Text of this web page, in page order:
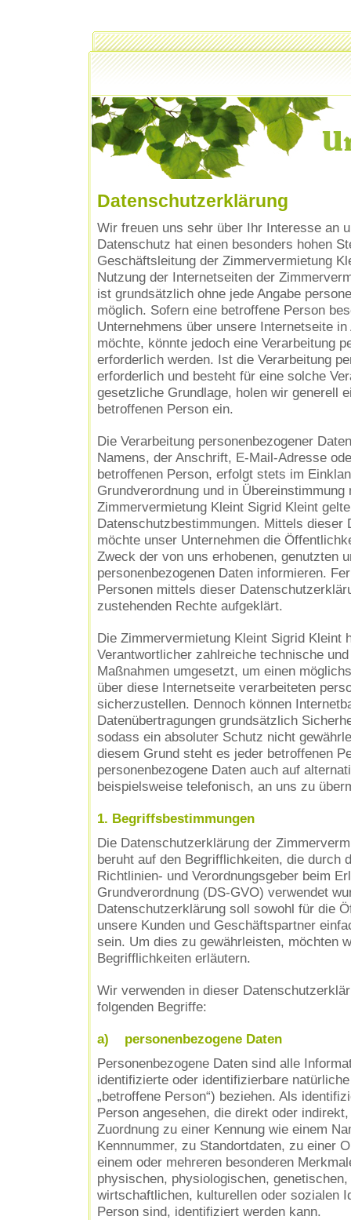
Datenschutzerklärung
Wir freuen uns sehr über Ihr Interesse an
Datenschutz hat einen besonders hohen
Geschäftsleitung der Zimmervermietung
Nutzung der Internetseiten der
ist grundsätzlich ohne jede Angabe
möglich. Sofern eine betroffene Person
Unternehmens über unsere Internetseite
möchte, könnte jedoch eine Verarbeitung
erforderlich werden. Ist die Verarbeitung
erforderlich und besteht für eine solche
gesetzliche Grundlage, holen wir generell
betroffenen Person ein.
Die Verarbeitung personenbezogener
Namens, der Anschrift, E-Mail-Adresse
betroffenen Person, erfolgt stets im
Grundverordnung und in Übereinstimmung
Zimmervermietung Kleint Sigrid Kleint
Datenschutzbestimmungen. Mittels dieser
möchte unser Unternehmen die
Zweck der von uns erhobenen, genutzten
personenbezogenen Daten informieren.
Personen mittels dieser
zustehenden Rechte aufgeklärt.
Die Zimmervermietung Kleint Sigrid Kleint
Verantwortlicher zahlreiche technische
Maßnahmen umgesetzt, um einen
über diese Internetseite verarbeiteten
sicherzustellen. Dennoch können
Datenübertragungen grundsätzlich
sodass ein absoluter Schutz nicht
diesem Grund steht es jeder betroffenen
personenbezogene Daten auch auf
beispielsweise telefonisch, an uns zu
1. Begriffsbestimmungen
Die Datenschutzerklärung der
beruht auf den Begrifflichkeiten, die durch
Richtlinien- und Verordnungsgeber beim
Grundverordnung (DS-GVO) verwendet
Datenschutzerklärung soll sowohl für die
unsere Kunden und Geschäftspartner
sein. Um dies zu gewährleisten, möchten
Begrifflichkeiten erläutern.
Wir verwenden in dieser
folgenden Begriffe:
a) personenbezogene Daten
Personenbezogene Daten sind alle
identifizierte oder identifizierbare
„betroffene Person“) beziehen. Als
Person angesehen, die direkt oder
Zuordnung zu einer Kennung wie einem
Kennnummer, zu Standortdaten, zu einer
einem oder mehreren besonderen
physischen, physiologischen,
wirtschaftlichen, kulturellen oder sozialen
Person sind, identifiziert werden kann.